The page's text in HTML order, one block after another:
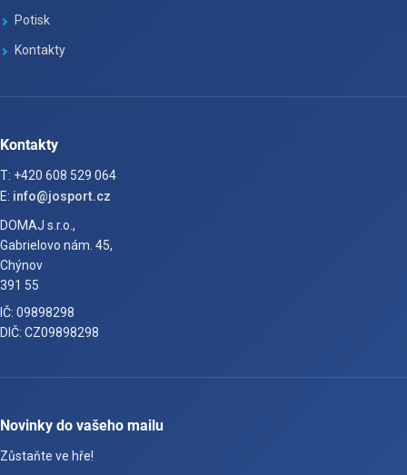
Potisk
Kontakty
Kontakty
T: +420 608 529 064
E: info@josport.cz
DOMAJ s.r.o.,
Gabrielovo nám. 45,
Chýnov
391 55
IČ: 09898298
DIČ: CZ09898298
Novinky do vašeho mailu
Zůstaňte ve hře!